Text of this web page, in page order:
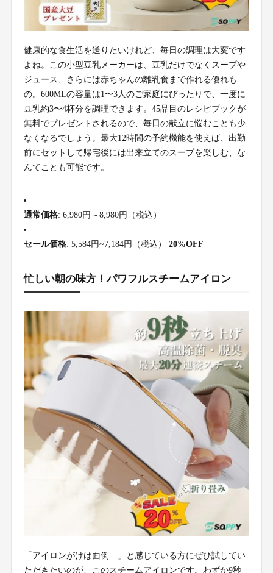
健康的な食生活を送りたいけれど、毎日の調理は大変です
よね。この小型豆乳メーカーは、豆乳だけでなくスープや
ジュース、さらには赤ちゃんの離乳食まで作れる優れも
の。600MLの容量は1〜3人のご家庭にぴったりで、一度に
豆乳約3〜4杯分を調理できます。45品目のレシピブックが
無料でプレゼントされるので、毎日の献立に悩むことも少
なくなるでしょう。最大12時間の予約機能を使えば、出勤
前にセットして帰宅後には出来立てのスープを楽しむ、な
んてことも可能です。
通常価格: 6,980円～8,980円（税込）
セール価格: 5,584円~7,184円（税込） 20%OFF
忙しい朝の味方！パワフルスチームアイロン
「アイロンがけは面倒…」と感じている方にぜひ試してい
ただきたいのが、このスチームアイロンです。わずか9秒